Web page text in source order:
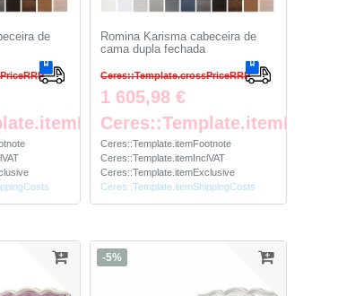
de
Romina Karisma cabeceira de
cama dupla fechada
Ceres::Template.crossPriceRRP
1 605,98 €
Ceres::Template.itemFootnote
Ceres::Template.itemInclVAT
Ceres::Template.itemExclusive
Ceres::Template.itemShippingCosts
-5%